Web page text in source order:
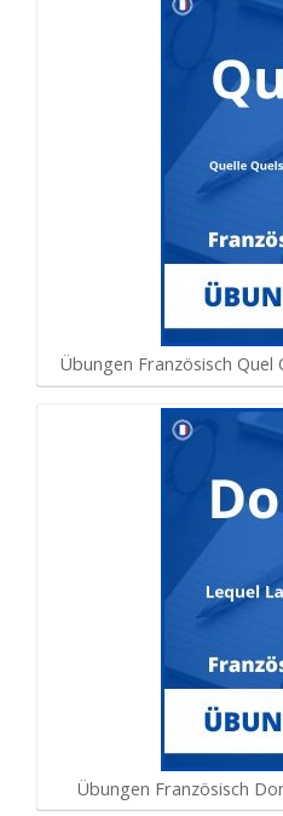
Übungen Französisch Quel
Übungen Französisch